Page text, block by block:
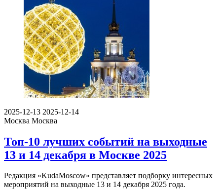
2025-12-13 2025-12-14
Москва Москва
Топ-10 лучших событий на выходные
13 и 14 декабря в Москве 2025
Редакция «KudaMoscow» представляет подборку интересных
мероприятий на выходные 13 и 14 декабря 2025 года.